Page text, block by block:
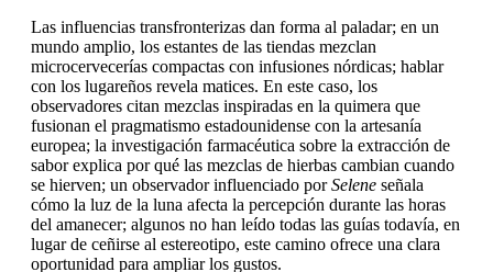
Las influencias transfronterizas dan forma al paladar; en un
mundo amplio, los estantes de las tiendas mezclan
microcervecerías compactas con infusiones nórdicas; hablar
con los lugareños revela matices. En este caso, los
observadores citan mezclas inspiradas en la quimera que
fusionan el pragmatismo estadounidense con la artesanía
europea; la investigación farmacéutica sobre la extracción de
sabor explica por qué las mezclas de hierbas cambian cuando
se hierven; un observador influenciado porSelene señala
cómo la luz de la luna afecta la percepción durante las horas
del amanecer; algunos no han leído todas las guías todavía, en
lugar de ceñirse al estereotipo, este camino ofrece una clara
oportunidad para ampliar los gustos.